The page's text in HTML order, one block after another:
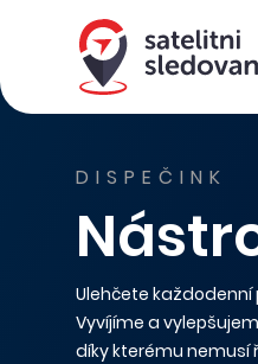
DISPEČINK
Ulehčete
Vyvíjíme a
díky kterému nemusí